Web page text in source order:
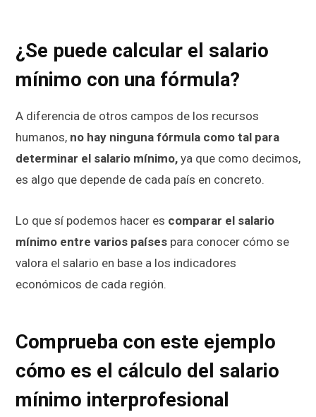
¿Se puede calcular el salario
mínimo con una fórmula?
A diferencia de otros campos de los recursos
humanos, no hay ninguna fórmula como tal para
determinar el salario mínimo, ya que como decimos,
es algo que depende de cada país en concreto.
Lo que sí podemos hacer es comparar el salario
mínimo entre varios países para conocer cómo se
valora el salario en base a los indicadores
económicos de cada región.
Comprueba con este ejemplo
cómo es el cálculo del salario
mínimo interprofesional